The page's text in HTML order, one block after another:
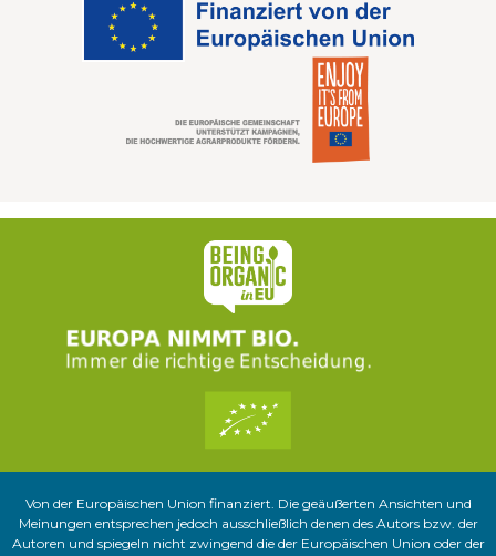
Von der Europäischen Union finanziert. Die geäußerten Ansichten und
Meinungen entsprechen jedoch ausschließlich denen des Autors bzw. der
Autoren und spiegeln nicht zwingend die der Europäischen Union oder der